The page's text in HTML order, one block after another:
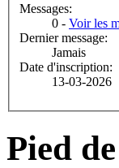
Messages:
0 - Voir les
Dernier message:
Jamais
Date d'inscription:
13-03-2026
Pied